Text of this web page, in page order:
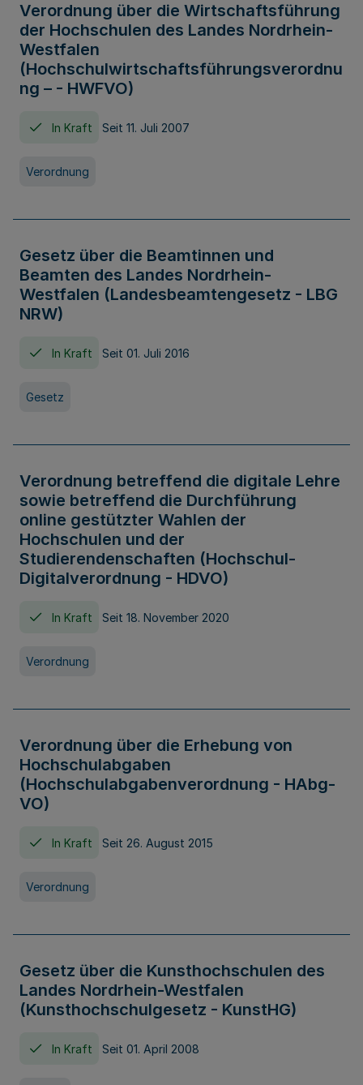
Verordnung über die Wirtschaftsführung
der Hochschulen des Landes Nordrhein-
Westfalen
(Hochschulwirtschaftsführungsverordnu
ng – - HWFVO)
In Kraft Seit 11. Juli 2007
Verordnung
Gesetz über die Beamtinnen und
Beamten des Landes Nordrhein-
Westfalen (Landesbeamtengesetz - LBG
NRW)
In Kraft Seit 01. Juli 2016
Gesetz
Verordnung betreffend die digitale Lehre
sowie betreffend die Durchführung
online gestützter Wahlen der
Hochschulen und der
Studierendenschaften (Hochschul-
Digitalverordnung - HDVO)
In Kraft Seit 18. November 2020
Verordnung
Verordnung über die Erhebung von
Hochschulabgaben
(Hochschulabgabenverordnung - HAbg-
VO)
In Kraft Seit 26. August 2015
Verordnung
Gesetz über die Kunsthochschulen des
Landes Nordrhein-Westfalen
(Kunsthochschulgesetz - KunstHG)
In Kraft Seit 01. April 2008